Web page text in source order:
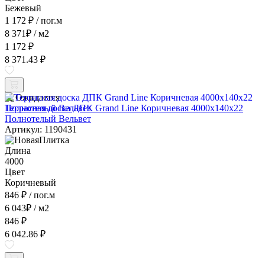
Бежевый
1 172 ₽ / пог.м
8 371₽ / м2
1 172 ₽
8 371.43 ₽
Ожидается
Террасная доска ДПК Grand Line Коричневая 4000x140x22
Полнотелый Вельвет
Артикул: 1190431
Длина
4000
Цвет
Коричневый
846 ₽ / пог.м
6 043₽ / м2
846 ₽
6 042.86 ₽